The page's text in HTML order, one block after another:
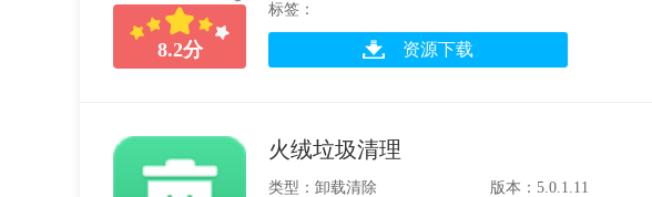
8.2分
标签：
资源下载
火绒垃圾清理
类型：卸载清除
版本：5.0.1.11